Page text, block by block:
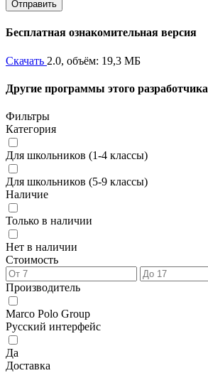
Бесплатная ознакомительная версия
Скачать 2.0, объём: 19,3 МБ
Другие программы этого разработчика
Фильтры
Категория
Для школьников (1-4 классы)
Для школьников (5-9 классы)
Наличие
Только в наличии
Нет в наличии
Стоимость
Производитель
Marco Polo Group
Русский интерфейс
Да
Доставка